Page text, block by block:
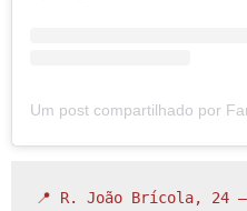
📍 R. João Brícola, 24